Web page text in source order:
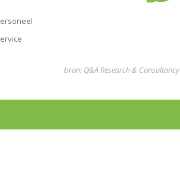
Personeel
Service
bron: Q&A Research & Consultancy